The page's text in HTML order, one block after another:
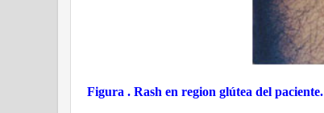
Figura . Rash en region glútea del paciente.